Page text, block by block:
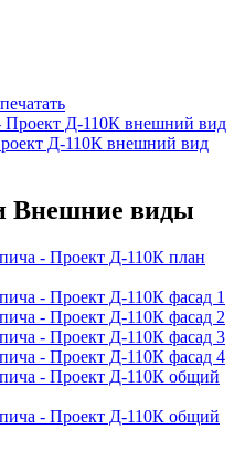
Д-110К внешний вид
Внешние виды